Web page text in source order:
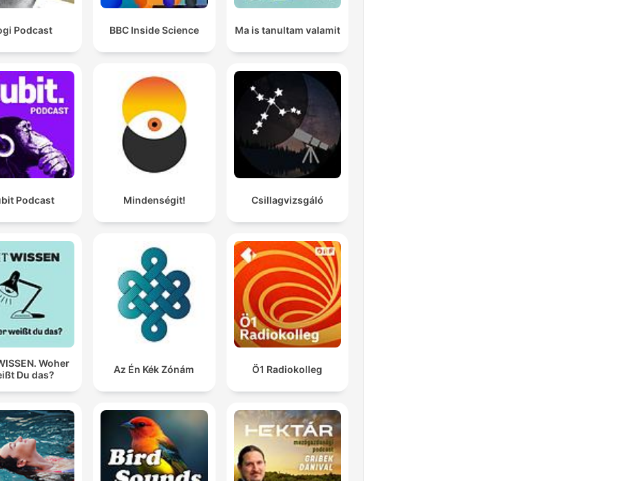
Podcast BBC Inside Science Ma is tanultam valamit
Podcast Mindenségit! Csillagvizsgáló
Woher
Du das?
Az Én Kék Zónám Ö1 Radiokolleg